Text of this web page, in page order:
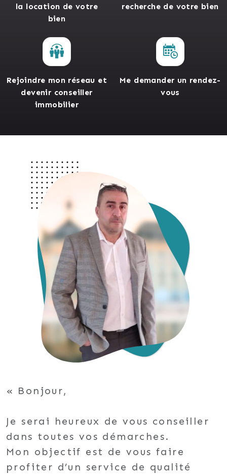
la location de votre
bien
recherche de votre bien
Rejoindre mon réseau et
devenir conseiller
immobilier
Me demander un rendez-
vous
Bonjour,
Je serai heureux de vous conseiller
dans toutes vos démarches.
Mon objectif est de vous faire
profiter d’un service de qualité